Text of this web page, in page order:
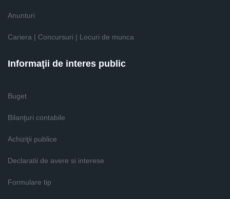
Anunturi
Cariera | Concursuri | Locuri de munca
Informaţii de interes public
Buget
Bilanţuri contabile
Achiziţii publice
Declaratii de avere si interese
Formulare tip